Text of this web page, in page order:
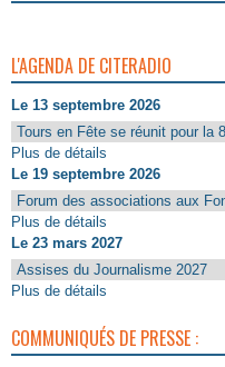
L'AGENDA DE CITERADIO
Le 13 septembre 2026
Tours en Fête se réunit pour la
Plus de détails
Le 19 septembre 2026
Forum des associations aux
Plus de détails
Le 23 mars 2027
Assises du Journalisme 2027
Plus de détails
COMMUNIQUÉS DE PRESSE :